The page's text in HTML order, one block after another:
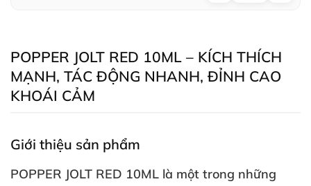
POPPER JOLT RED 10ML – KÍCH THÍCH
MẠNH, TÁC ĐỘNG NHANH, ĐỈNH CAO
KHOÁI CẢM
Giới thiệu sản phẩm
POPPER JOLT RED 10ML là một trong những